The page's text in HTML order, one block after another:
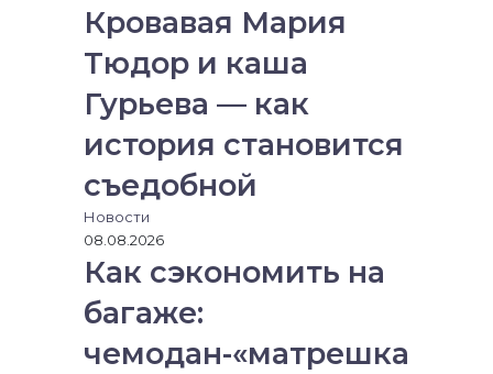
е
э
е
о
Кровавая Мария
Тюдор и каша
Гурьева — как
история становится
съедобной
Новости
08.08.2026
Как сэкономить на
багаже:
чемодан-«матрешка